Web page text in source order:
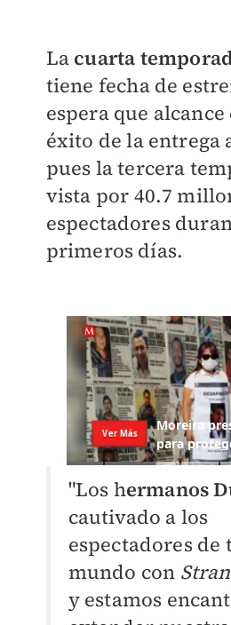
La cuarta
tiene fecha de
espera que
éxito de la entrega
pues la tercera
vista por 40.7
espectadores
primeros días.
"Los hermanos
cautivado a los
espectadores de
mundo con
y estamos